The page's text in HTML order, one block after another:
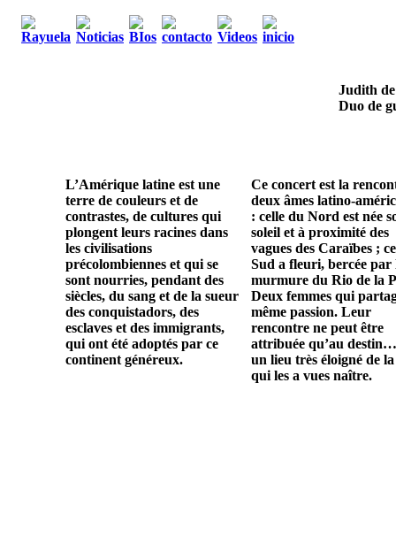
Judith
Duo de
L’Amérique latine est une
terre de couleurs et de
contrastes, de cultures qui
plongent leurs racines dans
les civilisations
précolombiennes et qui se
sont nourries, pendant des
siècles, du sang et de la sueur
des conquistadors, des
esclaves et des immigrants,
qui ont été adoptés par ce
continent généreux.
Ce concert est la
deux âmes latino-
: celle du Nord est née
soleil et à proximité des
vagues des Caraïbes ;
Sud a fleuri, bercée par
murmure du Rio de la
Deux femmes qui
même passion. Leur
rencontre ne peut être
attribuée qu’au
un lieu très éloigné de
qui les a vues naître.